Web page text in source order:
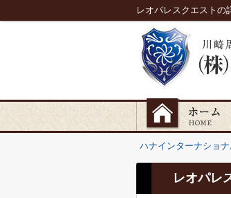
レオパレスクエストの
ハナインターナショ
レオパレ